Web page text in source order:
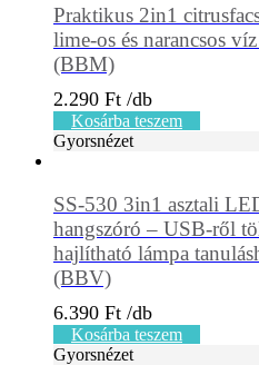
Praktikus 2in1
lime-os és narancsos
(BBM)
2.290 Ft
Kosárba teszem
Gyorsnézet
SS-530 3in1 asztali
hangszóró – USB-ről
hajlítható lámpa
(BBV)
6.390 Ft
Kosárba teszem
Gyorsnézet